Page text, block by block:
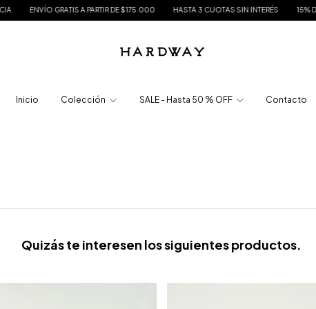
ENVÍO GRATIS A PARTIR DE $175.000 HASTA 3 CUOTAS SIN INTERÉS 15% DE
Inicio Colección SALE - Hasta 50 % OFF Contacto
Quizás te interesen los siguientes productos.